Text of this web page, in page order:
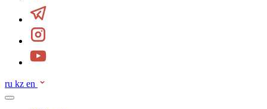
ru kz en